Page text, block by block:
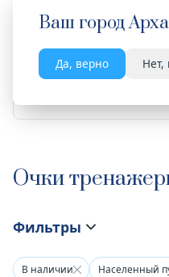
Ваш город
Да, верно Нет,
Весь сайт
Очки
Фильтры
В наличии Населенный